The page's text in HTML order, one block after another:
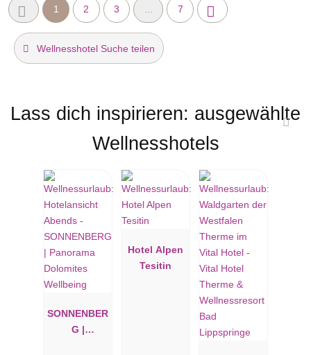
1 2 3 7
Wellnesshotel Suche teilen
Lass dich inspirieren: ausgewählte
Wellnesshotels
SONNENBER
G |
Hotel Alpen
Tesitin